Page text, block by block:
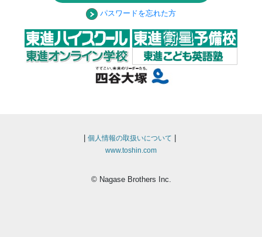
パスワードを忘れた方
個人情報の取扱いについて
www.toshin.com
© Nagase Brothers Inc.